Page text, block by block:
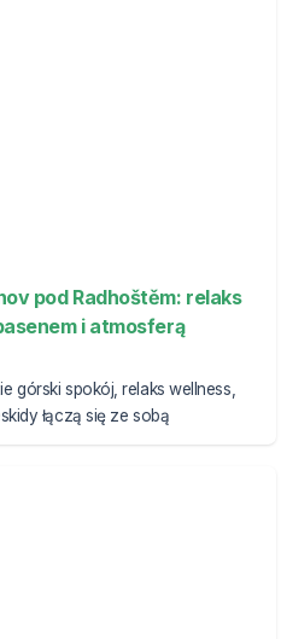
pod Radhoštěm: relaks
i atmosferą
górski spokój, relaks wellness,
łączą się ze sobą